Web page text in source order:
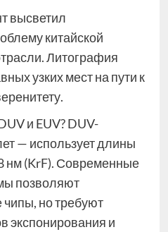
высветил
китайской
Литография
узких мест на пути к
и EUV? DUV-
— использует длины
нм (KrF). Современные
позволяют
но требуют
экспонирования и